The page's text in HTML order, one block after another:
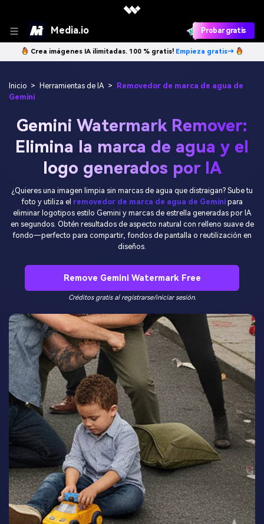
Media.io Probar gratis
Crea imágenes IA ilimitadas. 100 % gratis! Empieza gratis→
Inicio > Herramientas de IA >
Removedor de marca de agua de
Gemini
Gemini Watermark Remover:
Elimina la marca de agua y el
logo generados por IA
¿Quieres una imagen limpia sin marcas de agua que distraigan? Sube tu
foto y utiliza el removedor de marca de agua de Gemini para
eliminar logotipos estilo Gemini y marcas de estrella generadas por IA
en segundos. Obtén resultados de aspecto natural con relleno suave de
fondo—perfecto para compartir, fondos de pantalla o reutilización en
diseños.
Remove Gemini Watermark Free
Créditos gratis al registrarse/iniciar sesión.